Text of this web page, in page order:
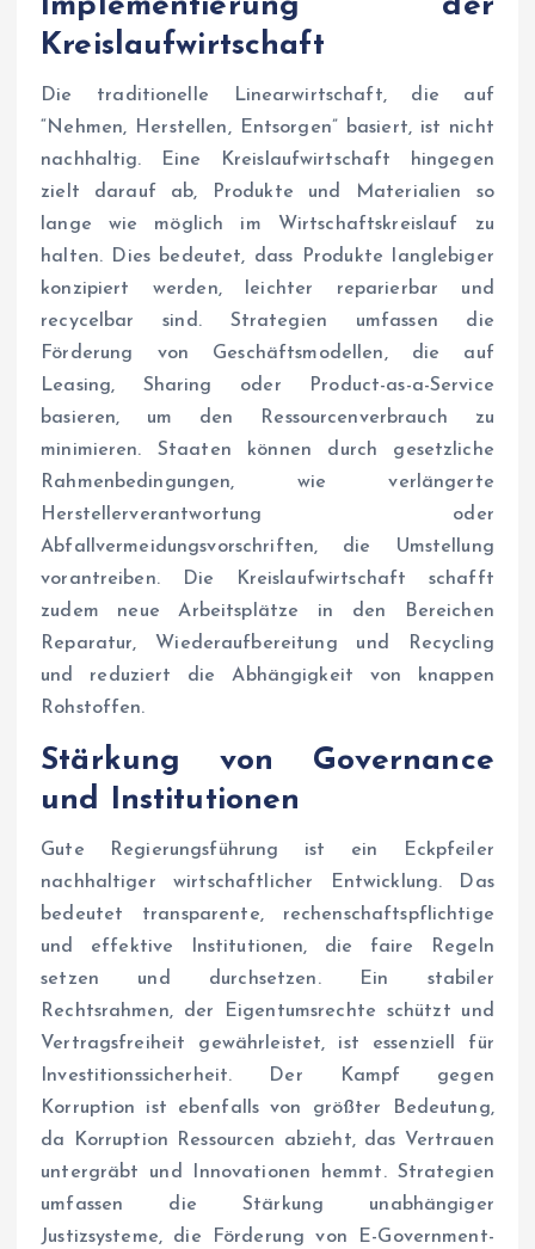
Kreislaufwirtschaft
Die traditionelle Linearwirtschaft, die auf
“Nehmen, Herstellen, Entsorgen” basiert, ist nicht
nachhaltig. Eine Kreislaufwirtschaft hingegen
zielt darauf ab, Produkte und Materialien so
lange wie möglich im Wirtschaftskreislauf zu
halten. Dies bedeutet, dass Produkte langlebiger
konzipiert werden, leichter reparierbar und
recycelbar sind. Strategien umfassen die
Förderung von Geschäftsmodellen, die auf
Leasing, Sharing oder Product-as-a-Service
basieren, um den Ressourcenverbrauch zu
minimieren. Staaten können durch gesetzliche
Rahmenbedingungen, wie verlängerte
Herstellerverantwortung oder
Abfallvermeidungsvorschriften, die Umstellung
vorantreiben. Die Kreislaufwirtschaft schafft
zudem neue Arbeitsplätze in den Bereichen
Reparatur, Wiederaufbereitung und Recycling
und reduziert die Abhängigkeit von knappen
Rohstoffen.
Stärkung von Governance
und Institutionen
Gute Regierungsführung ist ein Eckpfeiler
nachhaltiger wirtschaftlicher Entwicklung. Das
bedeutet transparente, rechenschaftspflichtige
und effektive Institutionen, die faire Regeln
setzen und durchsetzen. Ein stabiler
Rechtsrahmen, der Eigentumsrechte schützt und
Vertragsfreiheit gewährleistet, ist essenziell für
Investitionssicherheit. Der Kampf gegen
Korruption ist ebenfalls von größter Bedeutung,
da Korruption Ressourcen abzieht, das Vertrauen
untergräbt und Innovationen hemmt. Strategien
umfassen die Stärkung unabhängiger
Justizsysteme, die Förderung von E-Government-